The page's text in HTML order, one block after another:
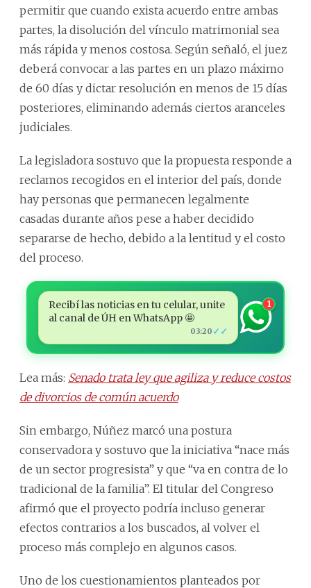
permitir que cuando exista acuerdo entre ambas
partes, la disolución del vínculo matrimonial sea
más rápida y menos costosa. Según señaló, el juez
deberá convocar a las partes en un plazo máximo
de 60 días y dictar resolución en menos de 15 días
posteriores, eliminando además ciertos aranceles
judiciales.
La legisladora sostuvo que la propuesta responde a
reclamos recogidos en el interior del país, donde
hay personas que permanecen legalmente
casadas durante años pese a haber decidido
separarse de hecho, debido a la lentitud y el costo
del proceso.
Recibí las noticias en tu celular, unite
al canal de ÚH en WhatsApp 🤩
03:20 ✓✓
1
Lea más: Senado trata ley que agiliza y reduce costos
de divorcios de común acuerdo
Sin embargo, Núñez marcó una postura
conservadora y sostuvo que la iniciativa “nace más
de un sector progresista” y que “va en contra de lo
tradicional de la familia”. El titular del Congreso
afirmó que el proyecto podría incluso generar
efectos contrarios a los buscados, al volver el
proceso más complejo en algunos casos.
Uno de los cuestionamientos planteados por